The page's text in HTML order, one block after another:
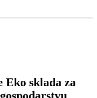
Eko sklada za